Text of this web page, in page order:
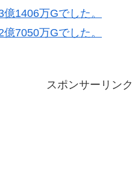
1406万Gでした。
7050万Gでした。
スポンサーリンク